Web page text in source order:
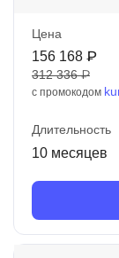
Цена
156 168 ₽
312 336 ₽
с промокодом
Длительность
10 месяцев